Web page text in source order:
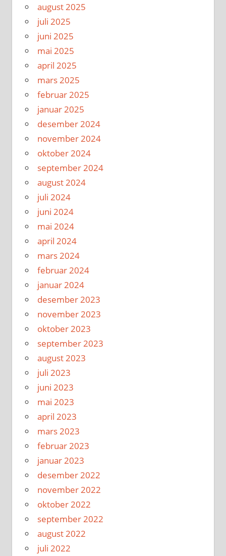
august 2025
juli 2025
juni 2025
mai 2025
april 2025
mars 2025
februar 2025
januar 2025
desember 2024
november 2024
oktober 2024
september 2024
august 2024
juli 2024
juni 2024
mai 2024
april 2024
mars 2024
februar 2024
januar 2024
desember 2023
november 2023
oktober 2023
september 2023
august 2023
juli 2023
juni 2023
mai 2023
april 2023
mars 2023
februar 2023
januar 2023
desember 2022
november 2022
oktober 2022
september 2022
august 2022
juli 2022